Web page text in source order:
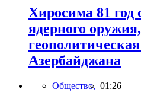
Хиросима 81 год
ядерного
Азербайджана
Общество, 01:26